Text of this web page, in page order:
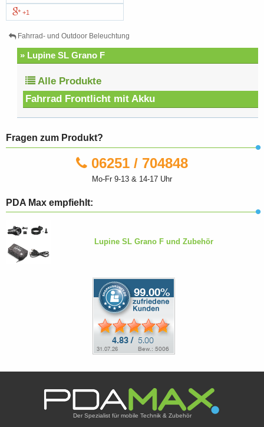
+1
Fahrrad- und Outdoor Beleuchtung
» Lupine SL Grano F
Alle Produkte
Fahrrad Frontlicht mit Akku
Fragen zum Produkt?
06251 / 704848
Mo-Fr 9-13 & 14-17 Uhr
PDA Max empfiehlt:
Lupine SL Grano F und Zubehör
Der Spezialist für mobile Technik & Zubehör